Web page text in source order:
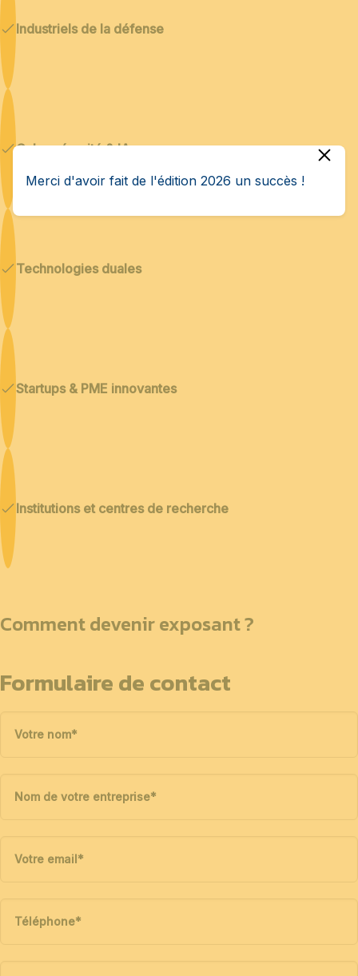
Industriels de la défense
Cybersécurité & IA
Technologies duales
Startups & PME innovantes
Institutions et centres de recherche
Comment devenir exposant ?
Formulaire de contact
Votre nom*
Nom de votre entreprise*
Votre email*
Téléphone*
Merci d'avoir fait de l'édition 2026 un succès !